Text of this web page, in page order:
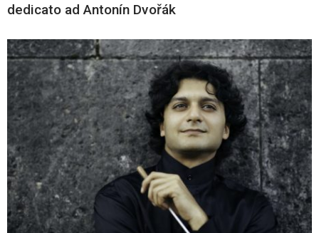
dedicato ad Antonín Dvořák